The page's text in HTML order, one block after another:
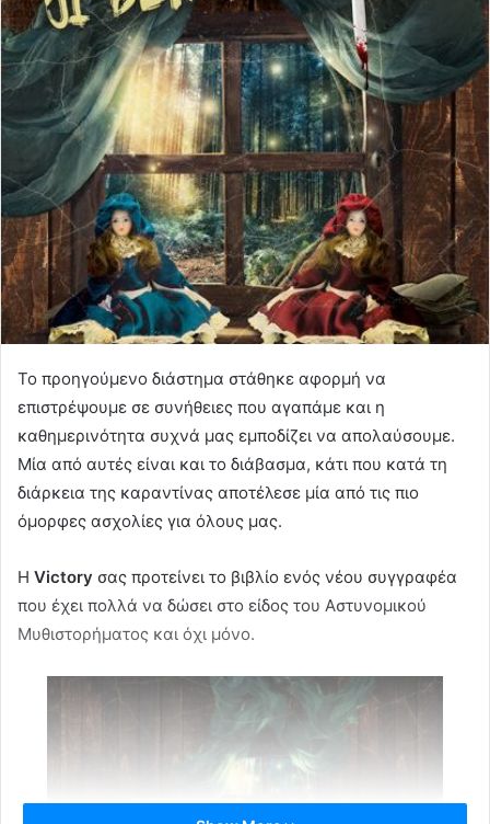
Το προηγούμενο διάστημα στάθηκε αφορμή να
επιστρέψουμε σε συνήθειες που αγαπάμε και η
καθημερινότητα συχνά μας εμποδίζει να απολαύσουμε.
Μία από αυτές είναι και το διάβασμα, κάτι που κατά τη
διάρκεια της καραντίνας αποτέλεσε μία από τις πιο
όμορφες ασχολίες για όλους μας.
Η Victory σας προτείνει το βιβλίο ενός νέου συγγραφέα
που έχει πολλά να δώσει στο είδος του Αστυνομικού
Μυθιστορήματος και όχι μόνο.